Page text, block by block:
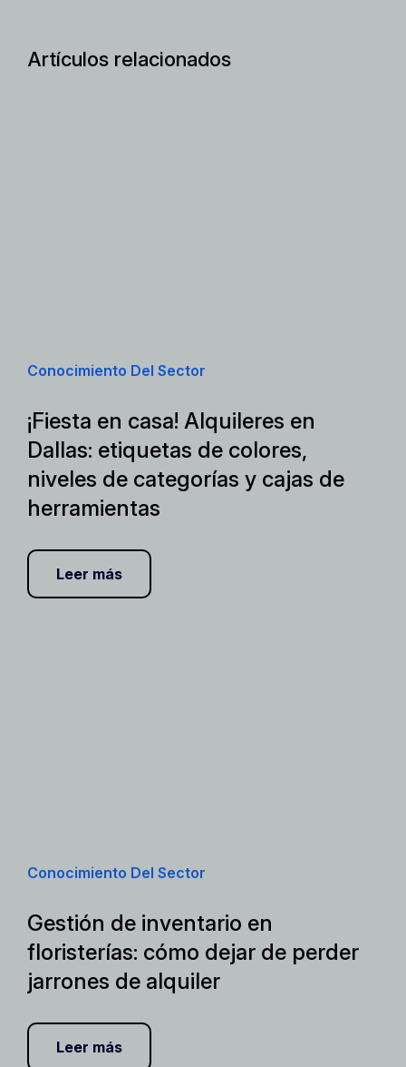
Artículos relacionados
Conocimiento Del Sector
¡Fiesta en casa! Alquileres en
Dallas: etiquetas de colores,
niveles de categorías y cajas de
herramientas
Leer más
Conocimiento Del Sector
Gestión de inventario en
floristerías: cómo dejar de perder
jarrones de alquiler
Leer más